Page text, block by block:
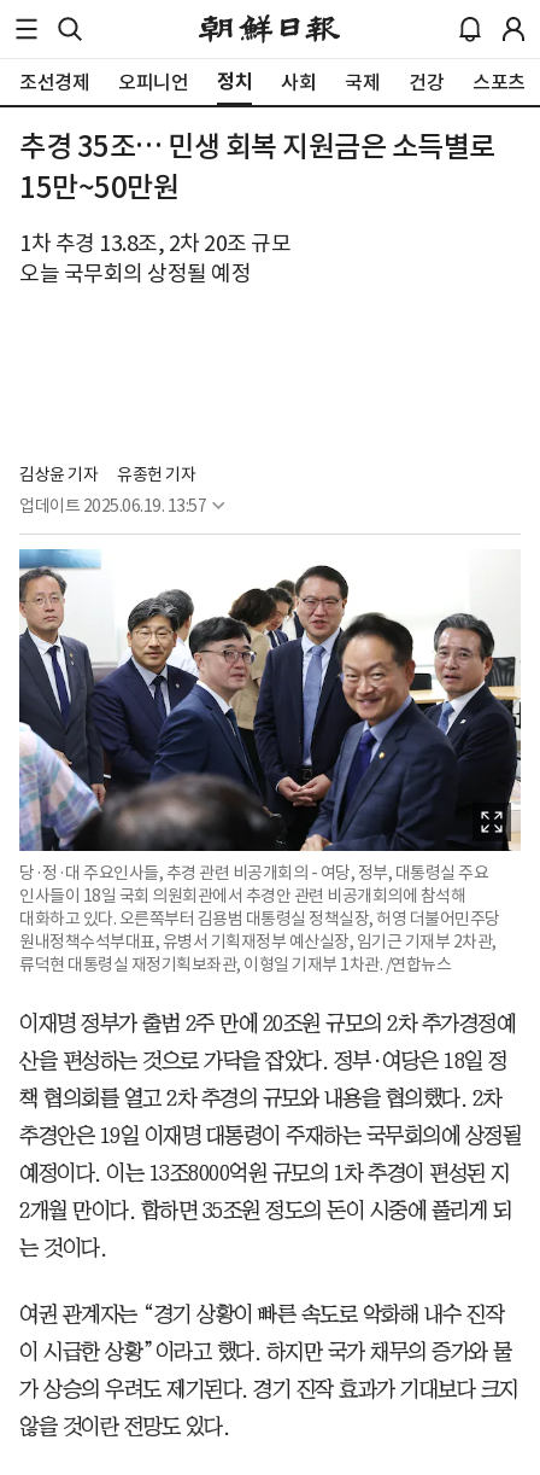
조선경제 오피니언 정치 사회 국제 건강 스포츠
추경 35조… 민생 회복 지원금은 소득별로
15만~50만원
1차 추경 13.8조, 2차 20조 규모
오늘 국무회의 상정될 예정
김상윤 기자
유종헌 기자
업데이트 2025.06.19. 13:57
당·정·대 주요인사들, 추경 관련 비공개회의 - 여당, 정부, 대통령실 주요
인사들이 18일 국회 의원회관에서 추경안 관련 비공개회의에 참석해
대화하고 있다. 오른쪽부터 김용범 대통령실 정책실장, 허영 더불어민주당
원내정책수석부대표, 유병서 기획재정부 예산실장, 임기근 기재부 2차관,
류덕현 대통령실 재정기획보좌관, 이형일 기재부 1차관. /연합뉴스
이재명 정부가 출범 2주 만에 20조원 규모의 2차 추가경정예
산을 편성하는 것으로 가닥을 잡았다. 정부·여당은 18일 정
책 협의회를 열고 2차 추경의 규모와 내용을 협의했다. 2차
추경안은 19일 이재명 대통령이 주재하는 국무회의에 상정될
예정이다. 이는 13조8000억원 규모의 1차 추경이 편성된 지
2개월 만이다. 합하면 35조원 정도의 돈이 시중에 풀리게 되
는 것이다.
여권 관계자는 “경기 상황이 빠른 속도로 악화해 내수 진작
이 시급한 상황”이라고 했다. 하지만 국가 채무의 증가와 물
가 상승의 우려도 제기된다. 경기 진작 효과가 기대보다 크지
않을 것이란 전망도 있다.